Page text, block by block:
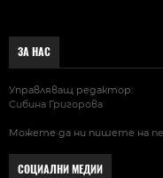
ЗА НАС
Управляващ редактор:
Сибина Григорова
Можете да ни пишете на
СОЦИАЛНИ МЕДИИ